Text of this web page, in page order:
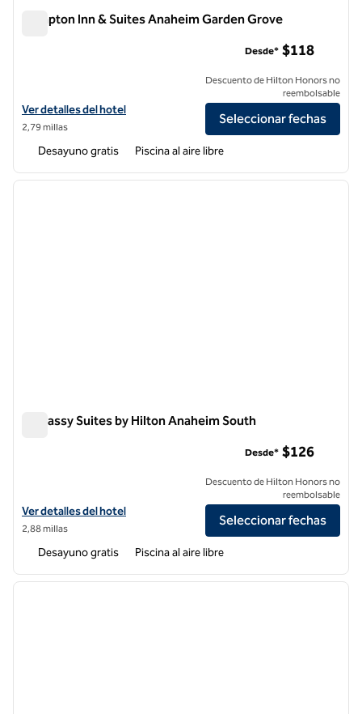
Hampton Inn & Suites Anaheim Garden Grove
Ver detalles del hotel Hampton Inn & Suites Anaheim Garden Grove
Ver detalles del hotel
2,79 millas
Desde* $118
Descuento de Hilton Honors no
reembolsable
Seleccionar fechas
Desayuno gratis Piscina al aire libre
1 de 12
Embassy Suites by Hilton Anaheim South
Ver detalles del hotel Embassy Suites by Hilton Anaheim South
Ver detalles del hotel
2,88 millas
Desde* $126
Descuento de Hilton Honors no
reembolsable
Seleccionar fechas
Desayuno gratis Piscina al aire libre
1 de 12